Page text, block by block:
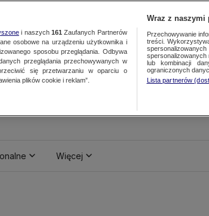
Więcej
i naszych 161 Zaufanych Partnerów
osobowe na urządzeniu użytkownika i
sposobu przeglądania. Odbywa
przeglądania przechowywanych w
się przetwarzaniu w oparciu o
plików cookie i reklam”.
Wraz z naszymi
Przechowywanie
treści.
lub kombinacji
ograniczonych
Lista partnerów